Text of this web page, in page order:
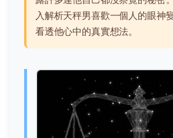
入解析天秤男喜歡一個人的眼神
看透他心中的真實想法。